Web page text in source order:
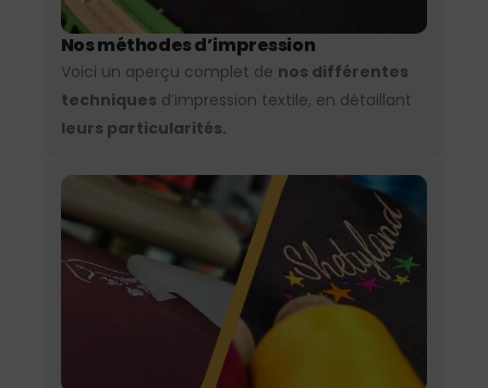
Nos méthodes d’impression
Voici un aperçu complet de nos différentes
techniques d’impression textile, en détaillant
leurs particularités.